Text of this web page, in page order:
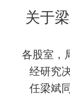
关于
各股室 ，
经研究
任梁斌